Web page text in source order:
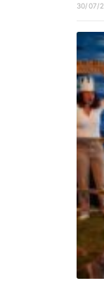
30/07/